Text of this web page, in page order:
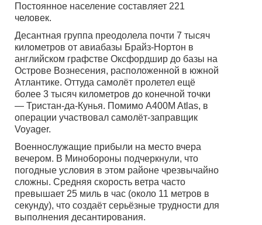
Постоянное население составляет 221
человек.
Десантная группа преодолела почти 7 тысяч
километров от авиабазы Брайз-Нортон в
английском графстве Оксфордшир до базы на
Острове Вознесения, расположенной в южной
Атлантике. Оттуда самолёт пролетел ещё
более 3 тысяч километров до конечной точки
— Тристан-да-Кунья. Помимо A400M Atlas, в
операции участвовал самолёт-заправщик
Voyager.
Военнослужащие прибыли на место вчера
вечером. В Минобороны подчеркнули, что
погодные условия в этом районе чрезвычайно
сложны. Средняя скорость ветра часто
превышает 25 миль в час (около 11 метров в
секунду), что создаёт серьёзные трудности для
выполнения десантирования.